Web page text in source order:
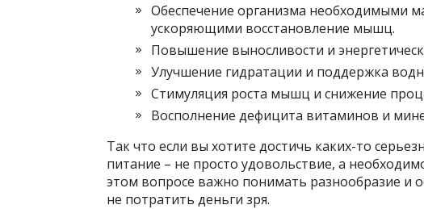
Обеспечение организма необходимыми
ускоряющими восстановление мышц.
Повышение выносливости и
Улучшение гидратации и поддержка
Стимуляция роста мышц и снижение
Восполнение дефицита витаминов и
Так что если вы хотите достичь каких-то
питание – не просто удовольствие, а
этом вопросе важно понимать разнообразие и
не потратить деньги зря.